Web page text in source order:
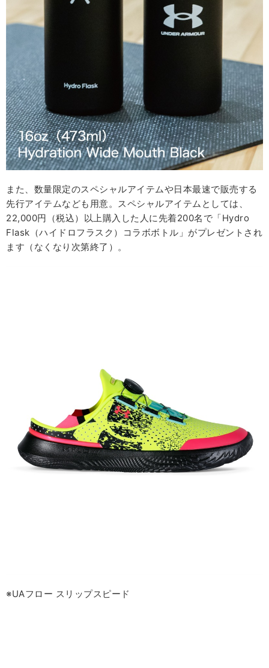
また、数量限定のスペシャルアイテムや日本最速で販売する
先行アイテムなども用意。スペシャルアイテムとしては、
22,000円（税込）以上購入した人に先着200名で「Hydro
Flask（ハイドロフラスク）コラボボトル」がプレゼントされ
ます（なくなり次第終了）。
※UAフロー スリップスピード